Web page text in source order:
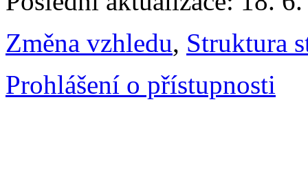
Změna vzhledu, Struktura
Prohlášení o přístupnosti